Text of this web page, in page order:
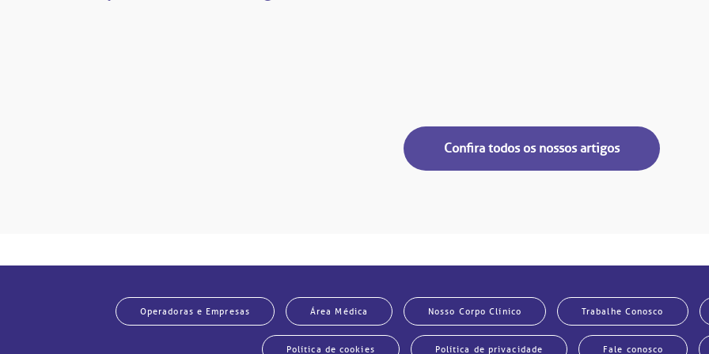
Confira todos os nossos artigos
Operadoras e Empresas Área Médica Nosso Corpo Clínico Trabalhe Conosco
Política de cookies Política de privacidade Fale conosco